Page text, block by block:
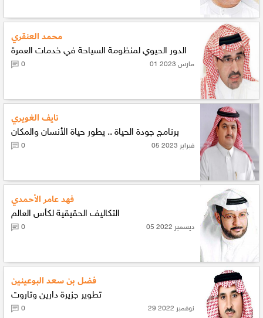
محمد العنقري
الدور الحيوي لمنظومة السياحة في خدمات العمرة
01 مارس 2023 0
نايف الغويري
برنامج جودة الحياة .. يطور حياة الأنسان والمكان
05 فبراير 2023 0
فهد عامر الأحمدي
التكاليف الحقيقية لكأس العالم
05 ديسمبر 2022 0
فضل بن سعد البوعينين
تطوير جزيرة دارين وتاروت
29 نوفمبر 2022 0